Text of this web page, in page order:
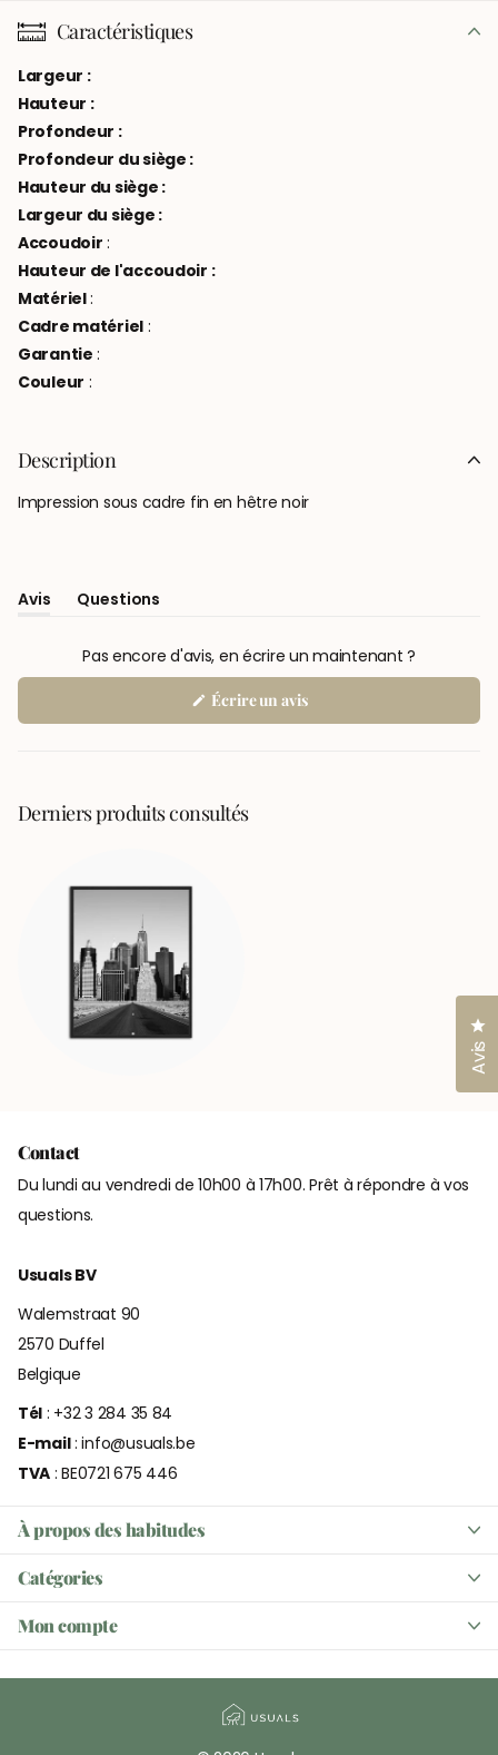
Caractéristiques
Largeur :
Hauteur :
Profondeur :
Profondeur du siège :
Hauteur du siège :
Largeur du siège :
Accoudoir :
Hauteur de l'accoudoir :
Matériel:
Cadre matériel :
Garantie :
Couleur :
Description
Impression sous cadre fin en hêtre noir
Avis Questions
Pas encore d'avis, en écrire un maintenant ?
Écrire un avis(S'ouvre
une
Derniers produits consultés
À propos des habitudes
Catégories
Mon compte
Contact
Du lundi au vendredi de 10h00 à 17h00. Prêt à répondre à vos
questions.
Usuals BV
Walemstraat 90
2570 Duffel
Belgique
Tél : +32 3 284 35 84
E-mail: info@usuals.be
TVA : BE0721 675 446
Avis